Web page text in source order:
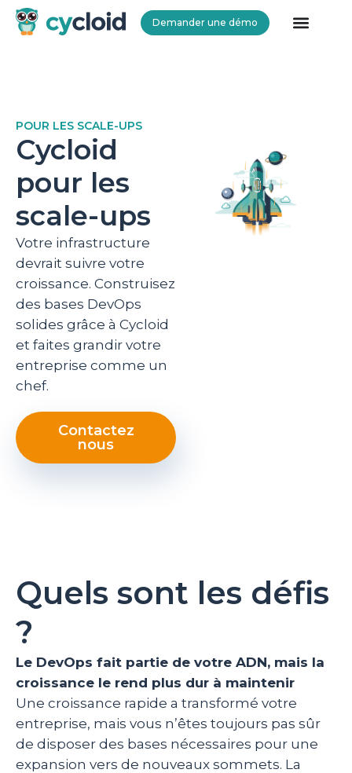
Demander une démo
POUR LES SCALE-UPS
Cycloid
pour les
scale-ups
Votre infrastructure
devrait suivre votre
croissance. Construisez
des bases DevOps
solides grâce à Cycloid
et faites grandir votre
entreprise comme un
chef.
Contactez
nous
Quels sont les défis
?
Le DevOps fait partie de votre ADN, mais la
croissance le rend plus dur à maintenir
Une croissance rapide a transformé votre
entreprise, mais vous n’êtes toujours pas sûr
de disposer des bases nécessaires pour une
expansion vers de nouveaux sommets. La